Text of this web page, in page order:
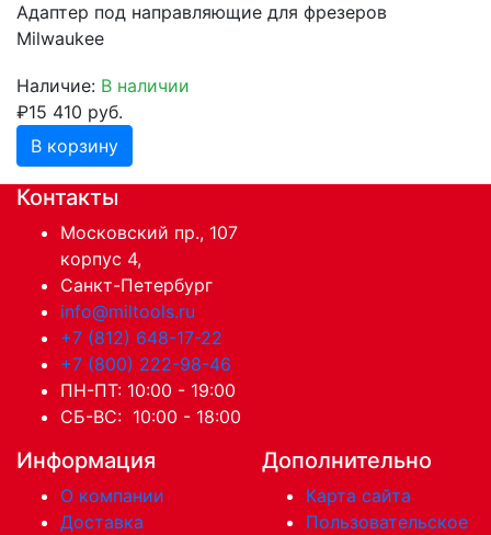
Адаптер под направляющие для фрезеров
Milwaukee
Наличие: В наличии
₽15 410 руб.
В корзину
Контакты
Московский пр., 107
корпус 4,
Санкт-Петербург
info@miltools.ru
+7 (812) 648-17-22
+7 (800) 222-98-46
ПН-ПТ: 10:00 - 19:00
СБ-ВС: 10:00 - 18:00
Информация
О компании
Доставка
Дополнительно
Карта сайта
Пользовательское